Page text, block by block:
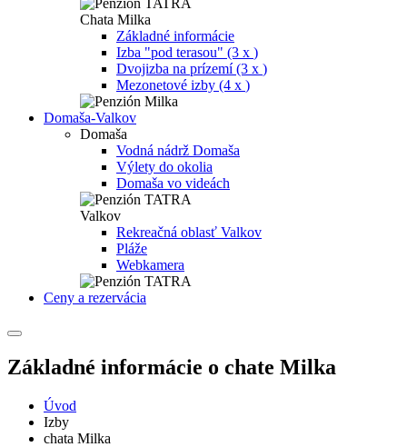
Chata Milka
Základné informácie
Izba "pod terasou" (3 x )
Dvojizba na prízemí (3 x )
Mezonetové izby (4 x )
Domaša-Valkov
Domaša
Vodná nádrž Domaša
Výlety do okolia
Domaša vo videách
Valkov
Rekreačná oblasť Valkov
Pláže
Webkamera
Ceny a rezervácia
Základné informácie o chate Milka
Úvod
Izby
chata Milka